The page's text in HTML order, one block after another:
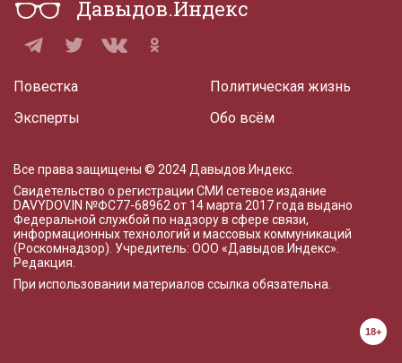
Давыдов.Индекс
Повестка
Эксперты
Политическая жизнь
Обо всём
Все права защищены © 2024 Давыдов.Индекс.
Свидетельство о регистрации СМИ сетевое издание
DAVYDOV.IN №ФС77-68962 от 14 марта 2017 года выдано
Федеральной службой по надзору в сфере связи,
информационных технологий и массовых коммуникаций
(Роскомнадзор). Учредитель: ООО «Давыдов.Индекс».
Редакция
При использовании материалов ссылка обязательна.
18+